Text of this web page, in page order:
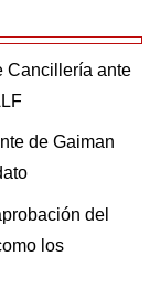
Cancillería ante
de Gaiman
del
los